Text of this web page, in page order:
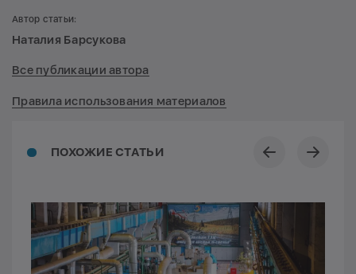
ПОХОЖИЕ СТАТЬИ
Автор статьи:
Наталия Барсукова
Все публикации автора
Правила использования материалов